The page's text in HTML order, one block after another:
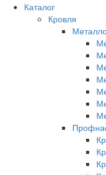
Каталог
Кровля